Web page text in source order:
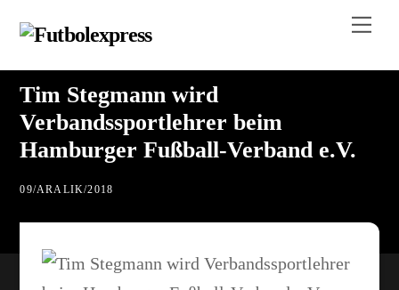
content
Tim Stegmann wird
Verbandssportlehrer beim
Hamburger Fußball-Verband e.V.
09/ARALIK/2018